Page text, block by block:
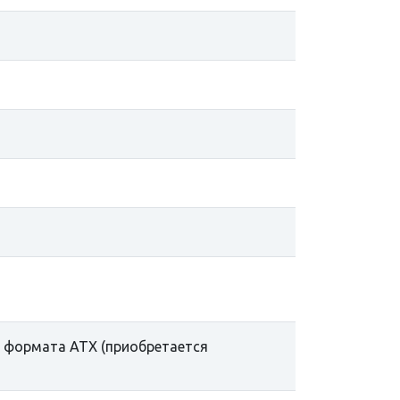
ATX (приобретается